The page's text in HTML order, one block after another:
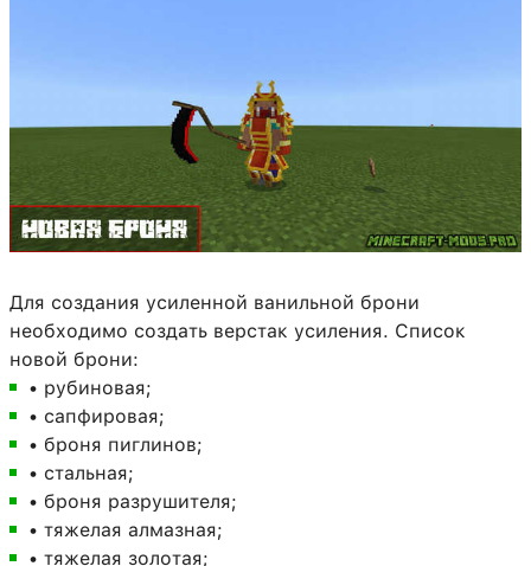
Для создания усиленной ванильной брони
необходимо создать верстак усиления. Список
новой брони:
• рубиновая;
• сапфировая;
• броня пиглинов;
• стальная;
• броня разрушителя;
• тяжелая алмазная;
• тяжелая золотая;